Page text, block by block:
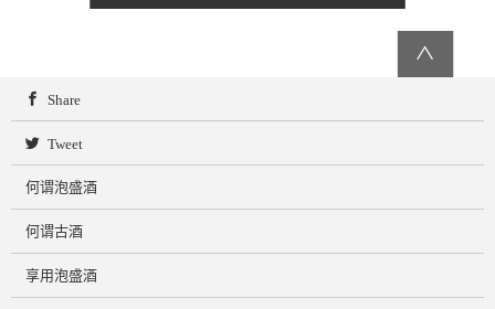
∧
Share
Tweet
何谓泡盛酒
何谓古酒
享用泡盛酒